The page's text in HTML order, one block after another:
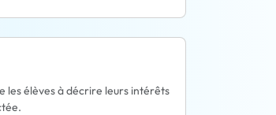
élèves à décrire leurs intérêts